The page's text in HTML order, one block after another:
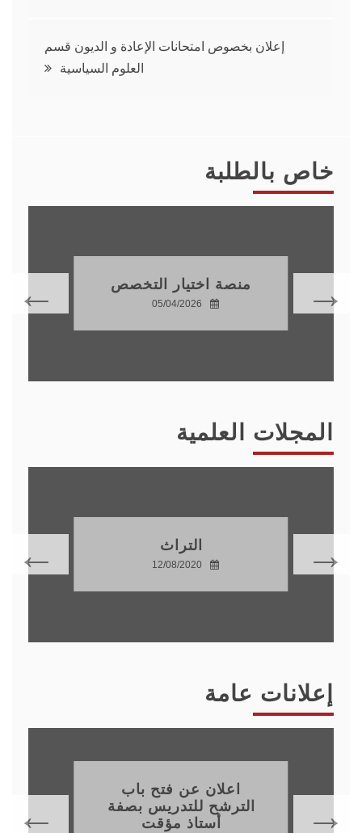
إعلان بخصوص امتحانات الإعادة و الديون قسم
العلوم السياسية
خاص بالطلبة
منصة اختيار التخصص
05/04/2026
المجلات العلمية
التراث
12/08/2020
إعلانات عامة
اعلان عن فتح باب
الترشح للتدريس بصفة
أستاذ مؤقت